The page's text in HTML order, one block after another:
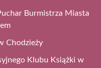
Burmistrza Miasta
Chodzieży
Klubu Książki w